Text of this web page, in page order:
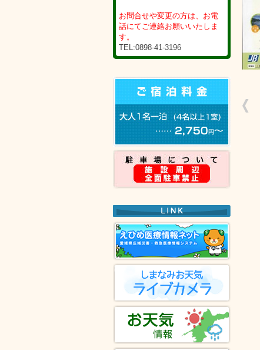
お問合せや変更の方は、お電
話にてご連絡お願いいたしま
す。
TEL:0898-41-3196